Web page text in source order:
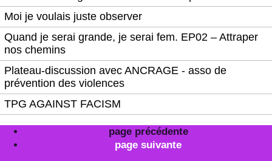
Moi je voulais juste observer
Quand je serai grande, je serai fem. EP02 – Attraper
nos chemins
Plateau-discussion avec ANCRAGE - asso de
prévention des violences
TPG AGAINST FACISM
page précédente
page suivante